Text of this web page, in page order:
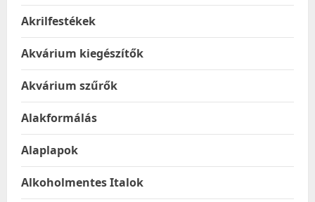
Akrilfestékek
Akvárium kiegészítők
Akvárium szűrők
Alakformálás
Alaplapok
Alkoholmentes Italok